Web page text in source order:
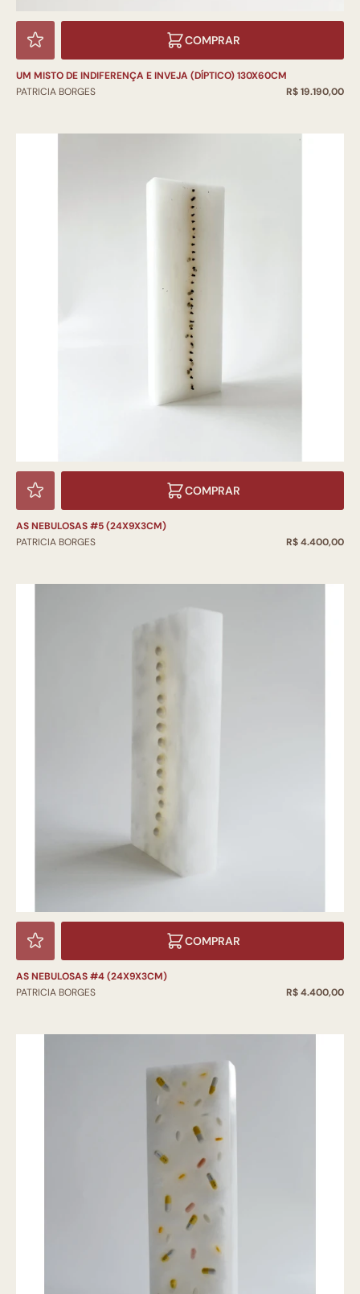
COMPRAR
UM MISTO DE INDIFERENÇA E INVEJA (DÍPTICO) 130X60CM
PATRICIA BORGES
R$ 19.190,00
COMPRAR
AS NEBULOSAS #5 (24X9X3CM)
PATRICIA BORGES
R$ 4.400,00
COMPRAR
AS NEBULOSAS #4 (24X9X3CM)
PATRICIA BORGES
R$ 4.400,00